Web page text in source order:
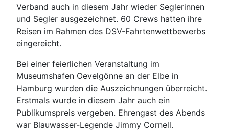
Verband auch in diesem Jahr wieder Seglerinnen
und Segler ausgezeichnet. 60 Crews hatten ihre
Reisen im Rahmen des DSV-Fahrtenwettbewerbs
eingereicht.
Bei einer feierlichen Veranstaltung im
Museumshafen Oevelgönne an der Elbe in
Hamburg wurden die Auszeichnungen überreicht.
Erstmals wurde in diesem Jahr auch ein
Publikumspreis vergeben. Ehrengast des Abends
war Blauwasser-Legende Jimmy Cornell.